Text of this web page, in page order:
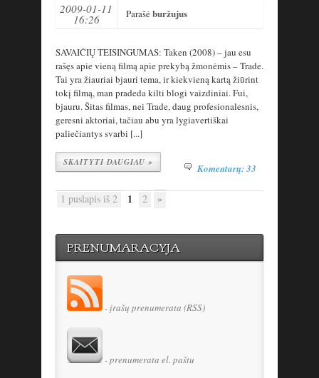
2009-01-11
16:26 Parašėburžujus
SAVAIČIŲ TEISINGUMAS: Taken (2008) – jau esu
rašęs apie vieną filmą apie prekybą žmonėmis – Trade.
Tai yra žiauriai bjauri tema, ir kiekvieną kartą žiūrint
tokį filmą, man pradeda kilti blogi vaizdiniai. Fui,
bjauru. Šitas filmas, nei Trade, daug profesionalesnis,
geresni aktoriai, tačiau abu yra lygiavertiškai
paliečiantys svarbi [...]
SKAITYTI DAUGIAU » Komentarų: 33
1 puslapis iš 2 1 2 »
PRENUMARACYJA
- įrašų prenumerata (RSS)
- prenumerata el. paštu